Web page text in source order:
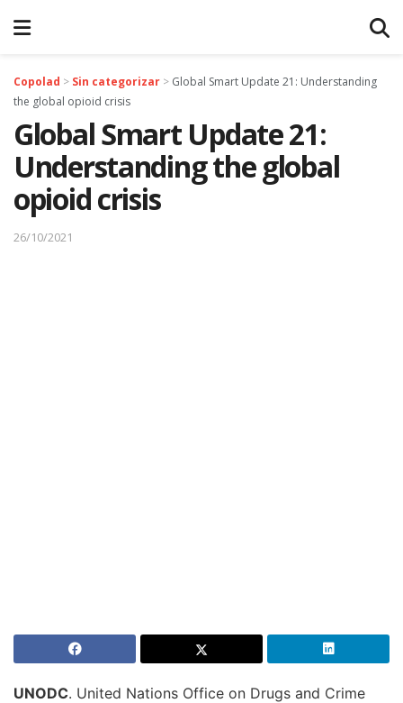
Copolad > Sin categorizar > Global Smart Update 21: Understanding
the global opioid crisis
Global Smart Update 21:
Understanding the global
opioid crisis
26/10/2021
UNODC. United Nations Office on Drugs and Crime